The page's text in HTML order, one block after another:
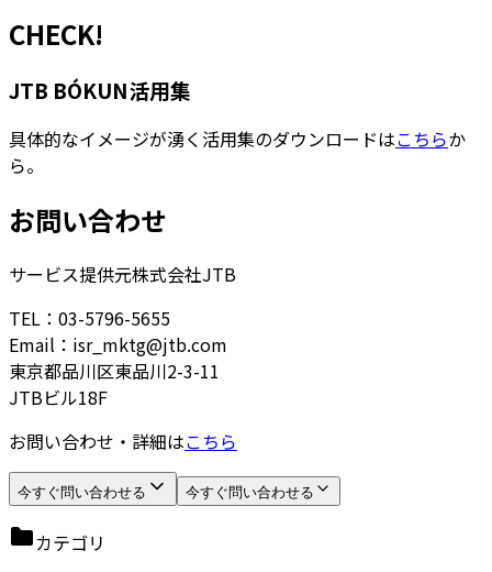
CHECK!
JTB BÓKUN活用集
具体的なイメージが湧く活用集のダウンロードはこちらか
ら。
お問い合わせ
サービス提供元株式会社JTB
TEL：03-5796-5655
Email：isr_mktg@jtb.com
東京都品川区東品川2-3-11
JTBビル18F
お問い合わせ・詳細はこちら
今すぐ問い合わせる 今すぐ問い合わせる
カテゴリ